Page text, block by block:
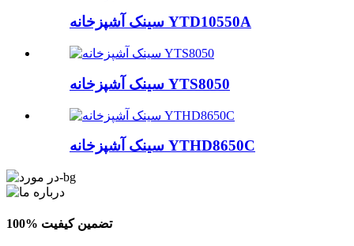
سینک آشپزخانه YTD10550A
سینک آشپزخانه YTS8050
سینک آشپزخانه YTHD8650C
100% تضمین کیفیت